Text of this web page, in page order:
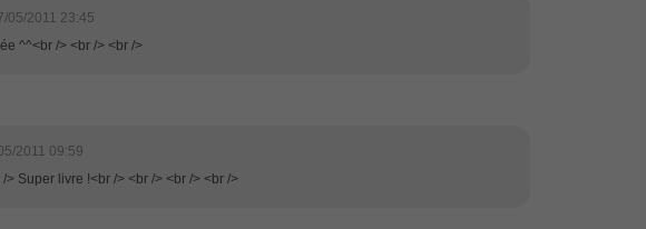
05/2011 23:45
^^<br /> <br /> <br />
2011 09:59
> Super livre !<br /> <br /> <br /> <br />